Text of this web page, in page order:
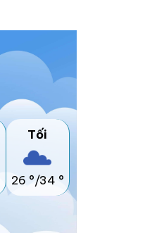
Tối
26 °/34 °